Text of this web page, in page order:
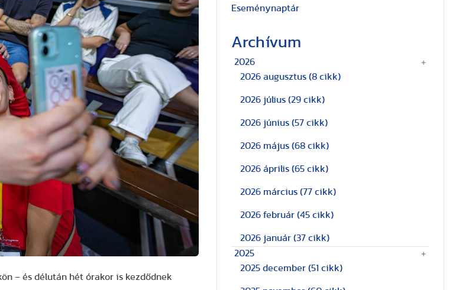
– és délután hét órakor is kezdődnek
Eseménynaptár
Archívum
2026
2026 augusztus (8 cikk)
2026 július (29 cikk)
2026 június (57 cikk)
2026 május (68 cikk)
2026 április (65 cikk)
2026 március (77 cikk)
2026 február (45 cikk)
2026 január (37 cikk)
2025
2025 december (51 cikk)